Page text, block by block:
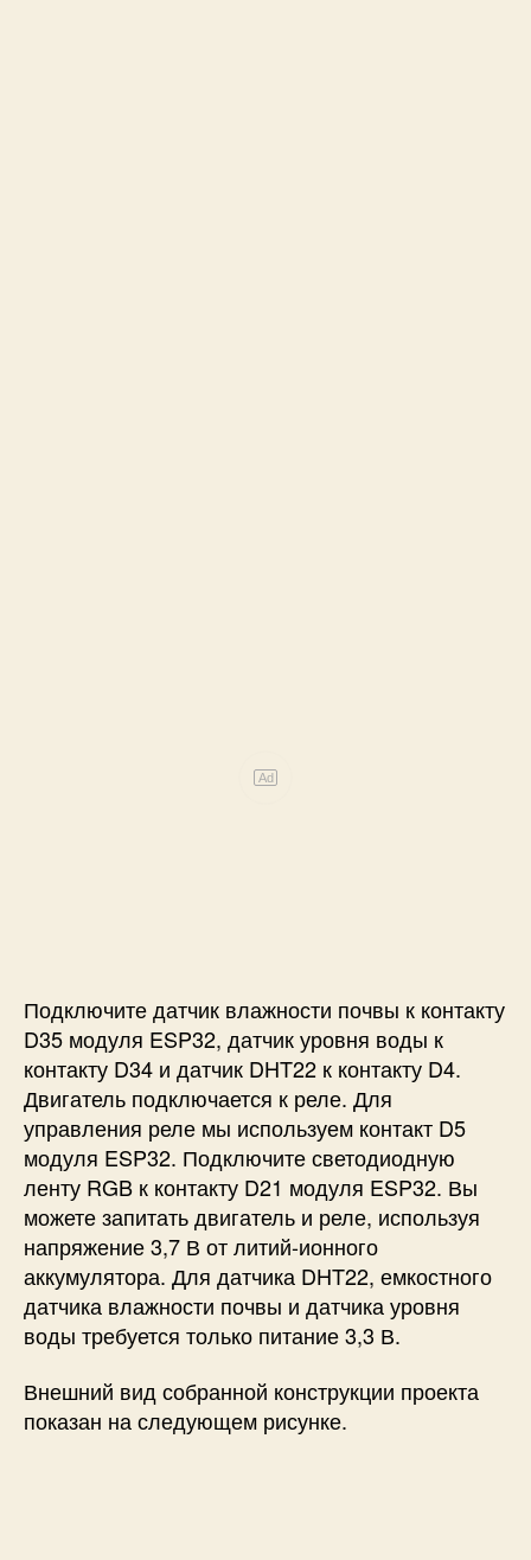
Ad
Подключите датчик влажности почвы к контакту
D35 модуля ESP32, датчик уровня воды к
контакту D34 и датчик DHT22 к контакту D4.
Двигатель подключается к реле. Для
управления реле мы используем контакт D5
модуля ESP32. Подключите светодиодную
ленту RGB к контакту D21 модуля ESP32. Вы
можете запитать двигатель и реле, используя
напряжение 3,7 В от литий-ионного
аккумулятора. Для датчика DHT22, емкостного
датчика влажности почвы и датчика уровня
воды требуется только питание 3,3 В.
Внешний вид собранной конструкции проекта
показан на следующем рисунке.